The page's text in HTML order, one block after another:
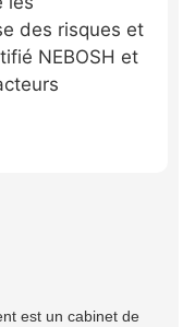
des risques et
NEBOSH et
est un cabinet de